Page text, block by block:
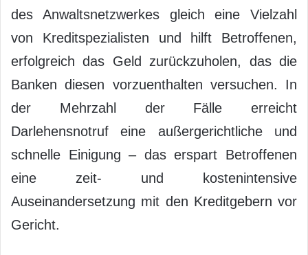
des Anwaltsnetzwerkes gleich eine Vielzahl
von Kreditspezialisten und hilft Betroffenen,
erfolgreich das Geld zurückzuholen, das die
Banken diesen vorzuenthalten versuchen. In
der Mehrzahl der Fälle erreicht
Darlehensnotruf eine außergerichtliche und
schnelle Einigung – das erspart Betroffenen
eine zeit- und kostenintensive
Auseinandersetzung mit den Kreditgebern vor
Gericht.